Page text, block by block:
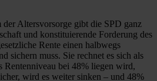
Altersvorsorge gibt die SPD ganz
und konstituierende Forderung des
Rente einen halbwegs
sichern muss. Sie rechnet es sich als
Rentenniveau bei 48% liegen wird,
wird es weiter sinken – und 48%